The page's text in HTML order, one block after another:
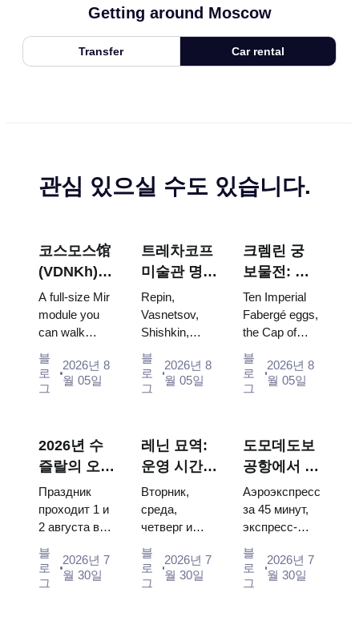
Getting around Moscow
Transfer Car rental
관심 있으실 수도 있습니다.
코스모스馆
(VDNKh) :
러시아 최대
우주 전시관
A full-size Mir
module you
can walk
Energia–
Buran model,
capsules and
120 pieces of
flight...
블
로
그
2026년 8
월 05일
트레차코프
미술관 명
작: 꼭 봐야
할 그림들을
중심으로 한
방문 계획
Repin,
Vasnetsov,
Shishkin,
and Surikov
— the works
they hang,
and why
booking the...
블
로
그
2026년 8
월 05일
크렘린 궁
보물전: 파
베르제 달
걀, 왕좌, 대
관식 예복
Ten Imperial
Fabergé eggs,
the Cap of
the double
throne of two
dress of
Catherine...
블
로
그
2026년 8
월 05일
2026년 수
즐랄의 오이
데이: 티켓,
일정 및 모
스크바에서
가는 방법
Праздник
проходит 1 и
2 августа в
деревянного
зодчества.
블
로
그
2026년 7
월 30일
레닌 묘역:
운영 시간,
입장 및 크
렘린과 혼동
되는 주요
사항
Вторник,
среда,
четверг и
10:00 до
13:00, вход
블
로
그
2026년 7
월 30일
도모데도보
공항에서 모
스크바 시내
로: 에어로
익스프레스,
버스, 또는
전철
Аэроэкспресс
за 45 минут,
экспресс-
450 рублей,
социальный
블
로
그
2026년 7
월 30일